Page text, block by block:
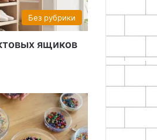
Без рубрики
ящиков